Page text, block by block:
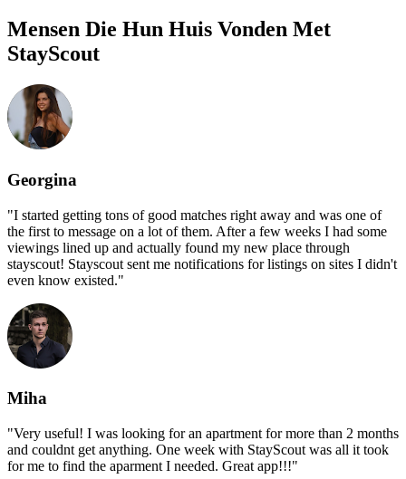
Mensen Die Hun Huis Vonden Met
StayScout
Georgina
"I started getting tons of good matches right away and was one of
the first to message on a lot of them. After a few weeks I had some
viewings lined up and actually found my new place through
stayscout! Stayscout sent me notifications for listings on sites I didn't
even know existed."
Miha
"Very useful! I was looking for an apartment for more than 2 months
and couldnt get anything. One week with StayScout was all it took
for me to find the aparment I needed. Great app!!!"